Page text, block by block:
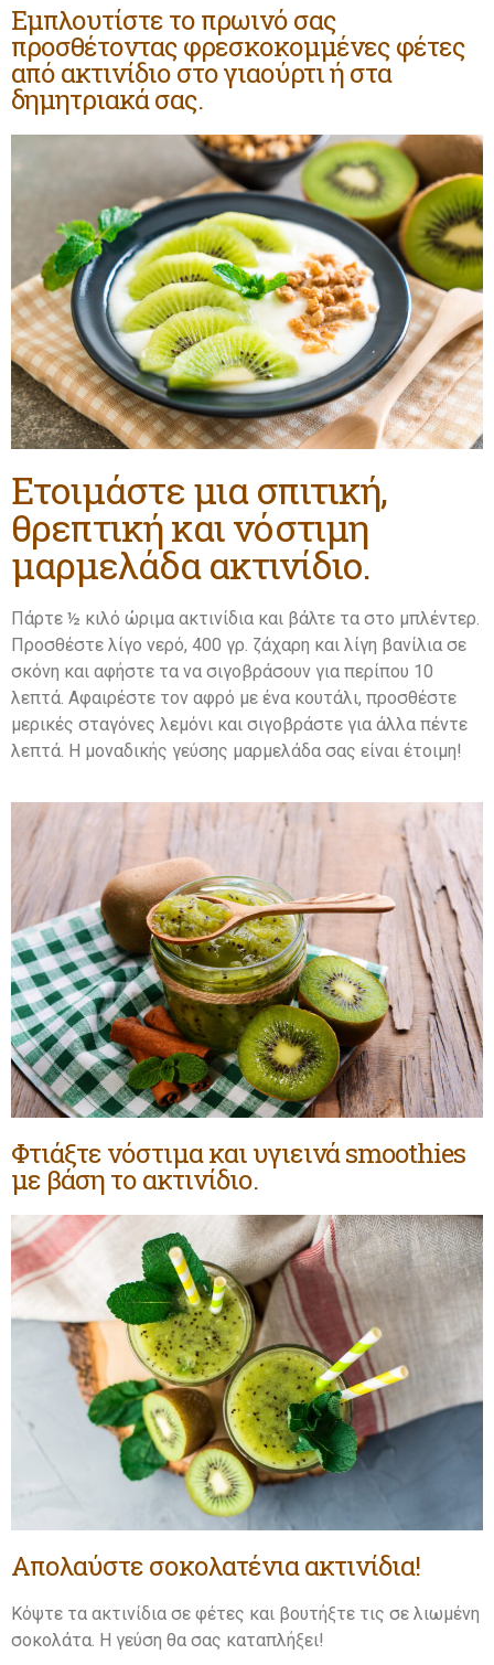
Εμπλουτίστε το πρωινό σας
προσθέτοντας φρεσκοκομμένες φέτες
από ακτινίδιο στο γιαούρτι ή στα
δημητριακά σας.
Ετοιμάστε μια σπιτική,
θρεπτική και νόστιμη
μαρμελάδα ακτινίδιο.
Πάρτε ½ κιλό ώριμα ακτινίδια και βάλτε τα στο μπλέντερ.
Προσθέστε λίγο νερό, 400 γρ. ζάχαρη και λίγη βανίλια σε
σκόνη και αφήστε τα να σιγοβράσουν για περίπου 10
λεπτά. Αφαιρέστε τον αφρό με ένα κουτάλι, προσθέστε
μερικές σταγόνες λεμόνι και σιγοβράστε για άλλα πέντε
λεπτά. Η μοναδικής γεύσης μαρμελάδα σας είναι έτοιμη!
Φτιάξτε νόστιμα και υγιεινά smoothies
με βάση το ακτινίδιο.
Απολαύστε σοκολατένια ακτινίδια!
Κόψτε τα ακτινίδια σε φέτες και βουτήξτε τις σε λιωμένη
σοκολάτα. Η γεύση θα σας καταπλήξει!